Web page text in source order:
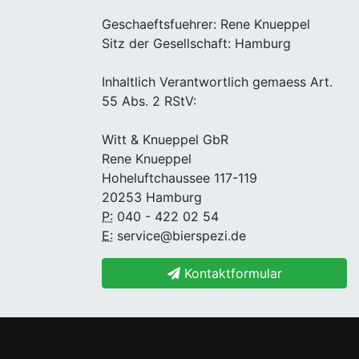
Geschaeftsfuehrer: Rene Knueppel
Sitz der Gesellschaft: Hamburg
Inhaltlich Verantwortlich gemaess Art.
55 Abs. 2 RStV:
Witt & Knueppel GbR
Rene Knueppel
Hoheluftchaussee 117-119
20253 Hamburg
P: 040 - 422 02 54
E: service@bierspezi.de
Kontaktformular